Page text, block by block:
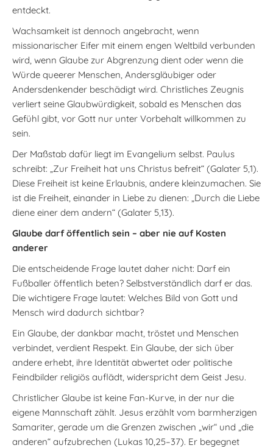
entdeckt.
Wachsamkeit ist dennoch angebracht, wenn
missionarischer Eifer mit einem engen Weltbild verbunden
wird, wenn Glaube zur Abgrenzung dient oder wenn die
Würde queerer Menschen, Andersgläubiger oder
Andersdenkender beschädigt wird. Christliches Zeugnis
verliert seine Glaubwürdigkeit, sobald es Menschen das
Gefühl gibt, vor Gott nur unter Vorbehalt willkommen zu
sein.
Der Maßstab dafür liegt im Evangelium selbst. Paulus
schreibt: „Zur Freiheit hat uns Christus befreit“ (Galater 5,1).
Diese Freiheit ist keine Erlaubnis, andere kleinzumachen. Sie
ist die Freiheit, einander in Liebe zu dienen: „Durch die Liebe
diene einer dem andern“ (Galater 5,13).
Glaube darf öffentlich sein – aber nie auf Kosten
anderer
Die entscheidende Frage lautet daher nicht: Darf ein
Fußballer öffentlich beten? Selbstverständlich darf er das.
Die wichtigere Frage lautet: Welches Bild von Gott und
Mensch wird dadurch sichtbar?
Ein Glaube, der dankbar macht, tröstet und Menschen
verbindet, verdient Respekt. Ein Glaube, der sich über
andere erhebt, ihre Identität abwertet oder politische
Feindbilder religiös auflädt, widerspricht dem Geist Jesu.
Christlicher Glaube ist keine Fan-Kurve, in der nur die
eigene Mannschaft zählt. Jesus erzählt vom barmherzigen
Samariter, gerade um die Grenzen zwischen „wir“ und „die
anderen“ aufzubrechen (Lukas 10,25–37). Er begegnet